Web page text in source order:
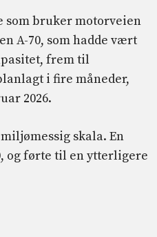
som bruker motorveien
A-70, som hadde vært
frem til
i fire måneder,
2026.
skala. En
og førte til en ytterligere